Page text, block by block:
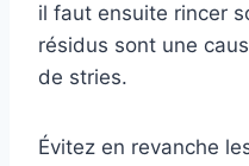
il faut ensuite rincer
résidus sont une
de stries.
Évitez en revanche